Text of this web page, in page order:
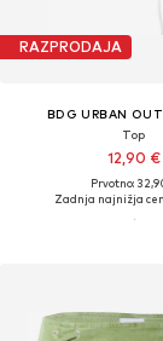
RAZPRODAJA
BDG URBAN
Top
12,90 €
Prvotno:
Zadnja najnižja